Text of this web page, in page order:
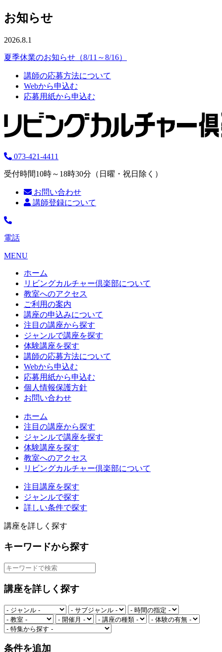
お知らせ
2026.8.1
夏季休業のお知らせ（8/11～8/16）
講師の応募方法について
Webから申込む
応募用紙から申込む
073-421-4411
受付時間10時～18時30分（日曜・祝日除く）
お問い合わせ
講師登録について
電話
MENU
ホーム
リビングカルチャー倶楽部について
教室へのアクセス
ご利用の案内
講座の申込みについて
注目の講座から探す
ジャンルで講座を探す
体験講座を探す
講師の応募方法について
Webから申込む
応募用紙から申込む
個人情報保護方針
お問い合わせ
ホーム
注目の講座から探す
ジャンルで講座を探す
体験講座を探す
教室へのアクセス
リビングカルチャー倶楽部について
注目講座を探す
ジャンルで探す
詳しい条件で探す
講座を詳しく探す
キーワードから探す
講座を詳しく探す
条件を追加